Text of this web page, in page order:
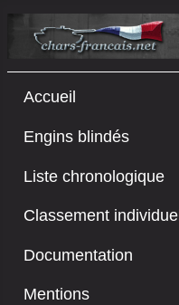
Accueil
Engins blindés
Liste chronologique
Classement individuel
Documentation
Mentions